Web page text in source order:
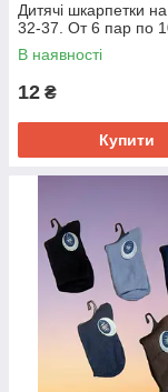
Дитячі шкарпетки на
32-37. От 6 пар по
В наявності
12 ₴
Купити